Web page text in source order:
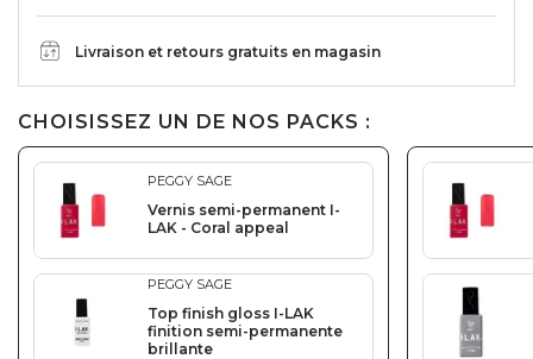
Livraison et retours gratuits en magasin
CHOISISSEZ UN DE NOS PACKS :
PEGGY SAGE
Vernis semi-permanent I-
LAK - Coral appeal
PEGGY SAGE
Top finish gloss I-LAK
finition semi-permanente
brillante